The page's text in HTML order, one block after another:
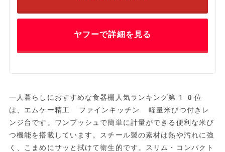
ヤフーで詳細を見る
一人暮らしにおすすめな食器棚人気ランキング第10位
は、エムケー精工 ファインキッチン 軽量米びつ付きレ
ンジ台です。ワンプッシュで簡単に計量ができる便利な米び
つ機能を搭載しています。スチール製の素材は熱や汚れに強
く、こまめにサッと拭けて衛生的です。スリム・コンパクト